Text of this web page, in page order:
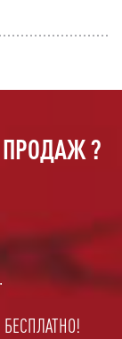
ПРОДАЖ ?
БЕСПЛАТНО!